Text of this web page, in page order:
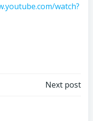
watch?
Next post